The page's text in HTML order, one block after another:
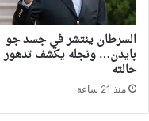
السرطان ينتشر في جسد جو
بايدن… ونجله يكشف تدهور
حالته
منذ 21 ساعة